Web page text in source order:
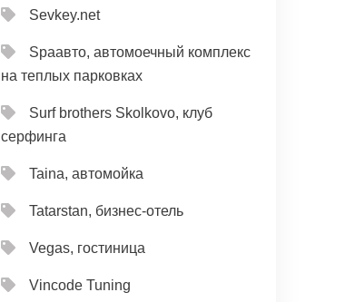
Sevkey.net
Spaавто, автомоечный комплекс
на теплых парковках
Surf brothers Skolkovo, клуб
серфинга
Taina, автомойка
Tatarstan, бизнес-отель
Vegas, гостиница
Vincode Tuning